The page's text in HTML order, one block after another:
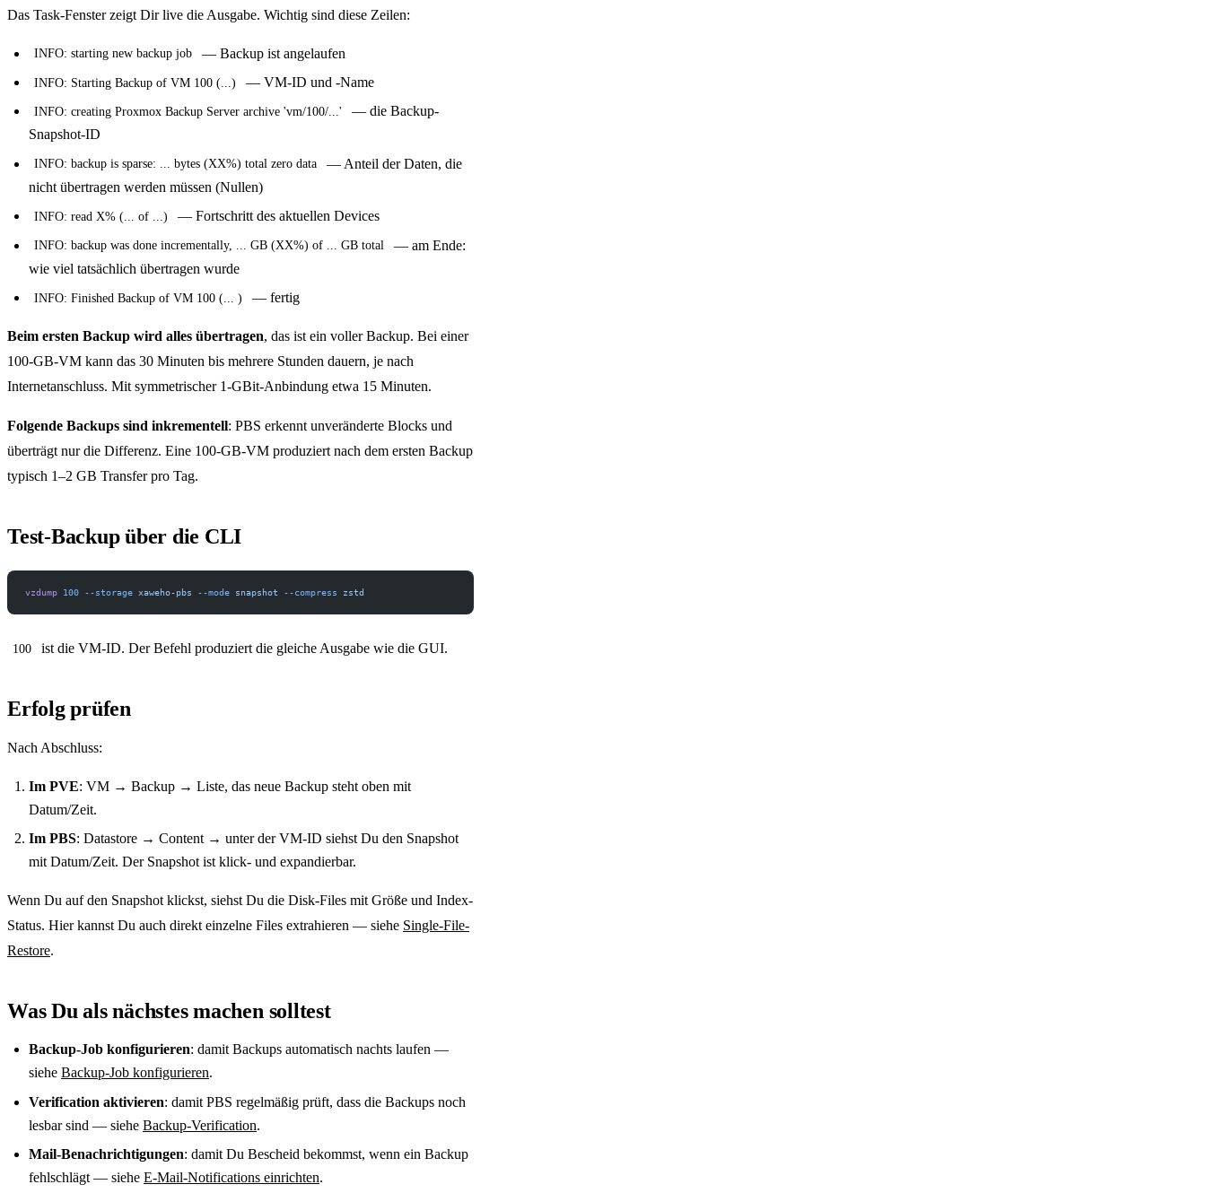
Das Task-Fenster zeigt Dir live die Ausgabe. Wichtig sind diese Zeilen:
INFO: starting new backup job — Backup ist angelaufen
INFO: Starting Backup of VM 100 (...) — VM-ID und -Name
INFO: creating Proxmox Backup Server archive 'vm/100/...'
— die Backup-
Snapshot-ID
INFO: backup is sparse: ... bytes (XX%) total zero data
— Anteil der Daten, die
nicht übertragen werden müssen (Nullen)
INFO: read X% (... of ...) — Fortschritt des aktuellen Devices
INFO: backup was done incrementally, ... GB (XX%) of ... GB total
— am Ende:
wie viel tatsächlich übertragen wurde
INFO: Finished Backup of VM 100 (... ) — fertig
Beim ersten Backup wird alles übertragen, das ist ein voller Backup. Bei einer
100-GB-VM kann das 30 Minuten bis mehrere Stunden dauern, je nach
Internetanschluss. Mit symmetrischer 1-GBit-Anbindung etwa 15 Minuten.
Folgende Backups sind inkrementell: PBS erkennt unveränderte Blocks und
überträgt nur die Differenz. Eine 100-GB-VM produziert nach dem ersten Backup
typisch 1–2 GB Transfer pro Tag.
Test-Backup über die CLI
vzdump 100 --storage xaweho-pbs --mode snapshot --compress zstd
100 ist die VM-ID. Der Befehl produziert die gleiche Ausgabe wie die GUI.
Erfolg prüfen
Nach Abschluss:
Im PVE: VM → Backup → Liste, das neue Backup steht oben mit
Datum/Zeit.
Im PBS: Datastore → Content → unter der VM-ID siehst Du den Snapshot
mit Datum/Zeit. Der Snapshot ist klick- und expandierbar.
Wenn Du auf den Snapshot klickst, siehst Du die Disk-Files mit Größe und Index-
Status. Hier kannst Du auch direkt einzelne Files extrahieren — siehe Single-File-
Restore.
Was Du als nächstes machen solltest
Backup-Job konfigurieren: damit Backups automatisch nachts laufen —
siehe Backup-Job konfigurieren.
Verification aktivieren: damit PBS regelmäßig prüft, dass die Backups noch
lesbar sind — siehe Backup-Verification.
Mail-Benachrichtigungen: damit Du Bescheid bekommst, wenn ein Backup
fehlschlägt — siehe E-Mail-Notifications einrichten.